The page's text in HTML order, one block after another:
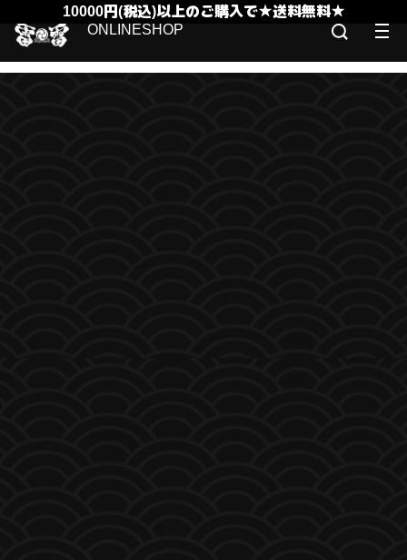
10000円(税込)以上のご購入で★送料無料★
ONLINESHOP